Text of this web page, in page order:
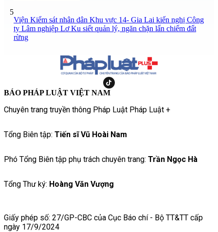
5
Viện Kiểm sát nhân dân Khu vực 14- Gia Lai kiến nghị Công
ty Lâm nghiệp Lơ Ku siết quản lý, ngăn chặn lấn chiếm đất
rừng
BÁO PHÁP LUẬT VIỆT NAM
Chuyên trang truyền thông Pháp Luật Pháp Luật +
Tổng Biên tập: Tiến sĩ Vũ Hoài Nam
Phó Tổng Biên tập phụ trách chuyên trang: Trần Ngọc Hà
Tổng Thư ký: Hoàng Văn Vượng
Giấy phép số: 27/GP-CBC của Cục Báo chí - Bộ TT&TT cấp
ngày 17/9/2024